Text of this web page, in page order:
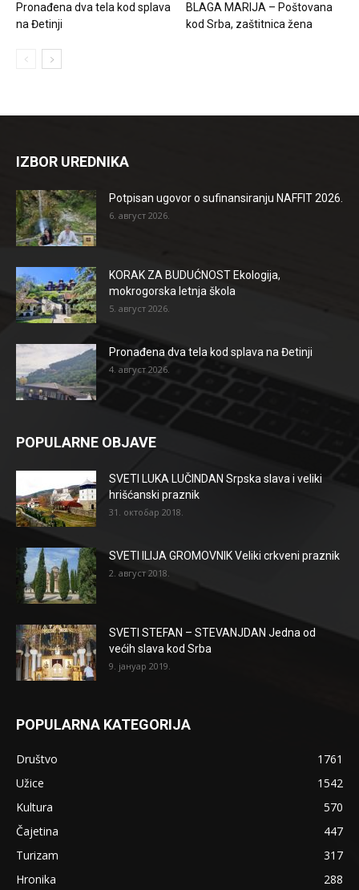
Pronađena dva tela kod splava
na Đetinji
BLAGA MARIJA – Poštovana
kod Srba, zaštitnica žena
IZBOR UREDNIKA
Potpisan ugovor o sufinansiranju NAFFIT 2026.
6. август 2026.
KORAK ZA BUDUĆNOST Ekologija,
mokrogorska letnja škola
5. август 2026.
Pronađena dva tela kod splava na Đetinji
4. август 2026.
POPULARNE OBJAVE
SVETI LUKA LUČINDAN Srpska slava i veliki
hrišćanski praznik
31. октобар 2018.
SVETI ILIJA GROMOVNIK Veliki crkveni praznik
2. август 2018.
SVETI STEFAN – STEVANJDAN Jedna od
većih slava kod Srba
9. јануар 2019.
POPULARNA KATEGORIJA
Društvo
1761
Užice
1542
Kultura
570
Čajetina
447
Turizam
317
Hronika
288